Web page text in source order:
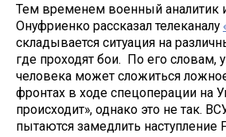
Тем временем военный аналитик
Онуфриенко рассказал телеканалу
складывается ситуация на
где проходят бои. По его словам,
человека может сложиться
фронтах в ходе спецоперации на
происходит», однако это не так.
пытаются замедлить наступление